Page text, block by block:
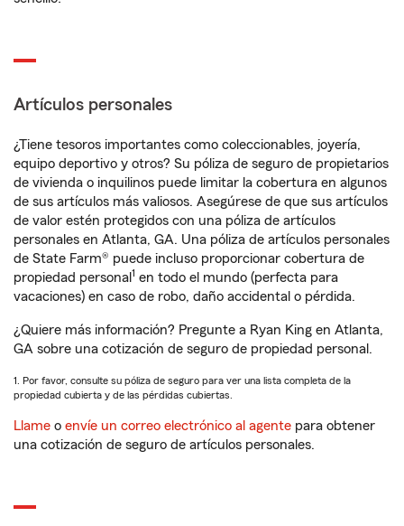
Artículos personales
¿Tiene tesoros importantes como coleccionables, joyería,
equipo deportivo y otros? Su póliza de seguro de propietarios
de vivienda o inquilinos puede limitar la cobertura en algunos
de sus artículos más valiosos. Asegúrese de que sus artículos
de valor estén protegidos con una póliza de artículos
personales en Atlanta, GA. Una póliza de artículos personales
de State Farm® puede incluso proporcionar cobertura de
propiedad personal 1 en todo el mundo (perfecta para
vacaciones) en caso de robo, daño accidental o pérdida.
¿Quiere más información? Pregunte a Ryan King en Atlanta,
GA sobre una cotización de seguro de propiedad personal.
1. Por favor, consulte su póliza de seguro para ver una lista completa de la
propiedad cubierta y de las pérdidas cubiertas.
Llame o envíe un correo electrónico al agente para obtener
una cotización de seguro de artículos personales.